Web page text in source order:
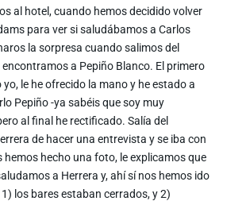
al hotel, cuando hemos decidido volver
para ver si saludábamos a Carlos
la sorpresa cuando salimos del
a Pepiño Blanco. El primero
yo, le he ofrecido la mano y he estado a
Pepiño -ya sabéis que soy muy
al final he rectificado. Salía del
de hacer una entrevista y se iba con
hemos hecho una foto, le explicamos que
a Herrera y, ahí sí nos hemos ido
los bares estaban cerrados, y 2)